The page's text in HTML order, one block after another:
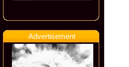
Advertisement